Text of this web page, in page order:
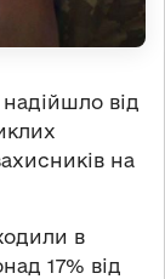
від
на
в
17% від